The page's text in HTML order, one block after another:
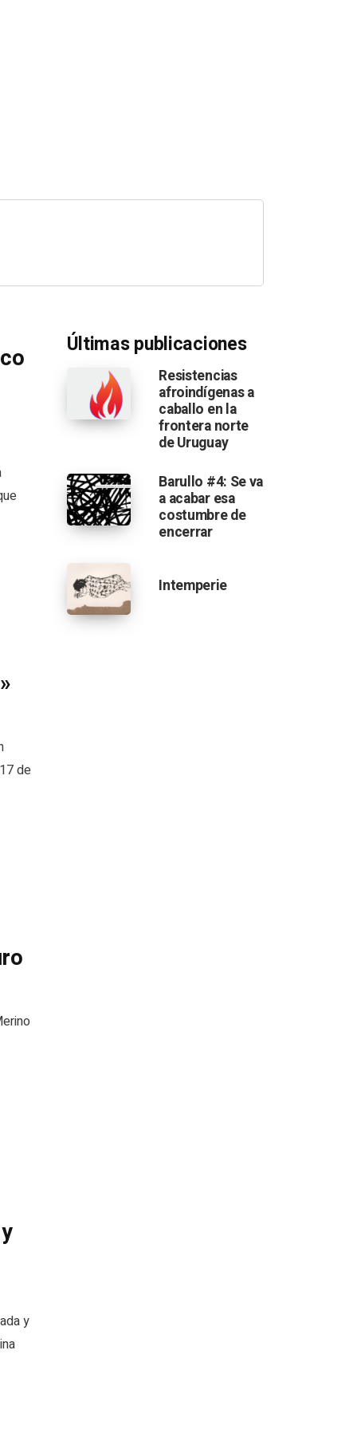
de
y
Últimas publicaciones
Resistencias
afroindígenas a
caballo en la
frontera norte
de Uruguay
Barullo #4: Se va
a acabar esa
costumbre de
encerrar
Intemperie